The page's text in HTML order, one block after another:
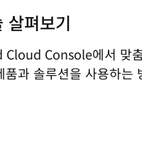
살펴보기
Console에서 맞
과 솔루션을 사용하는